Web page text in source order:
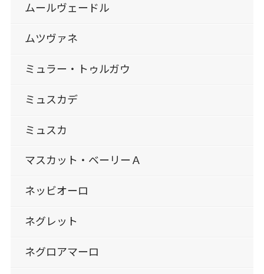
ムールヴェードル
ムツヴァネ
ミュラー・トゥルガウ
ミュスカデ
ミュスカ
マスカット・ベーリーＡ
ネッビオーロ
ネグレット
ネグロアマーロ